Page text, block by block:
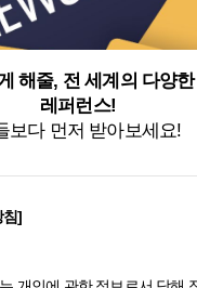
해줄, 전 세계의 다양
레퍼런스!
보다 먼저 받아보세요!
침]